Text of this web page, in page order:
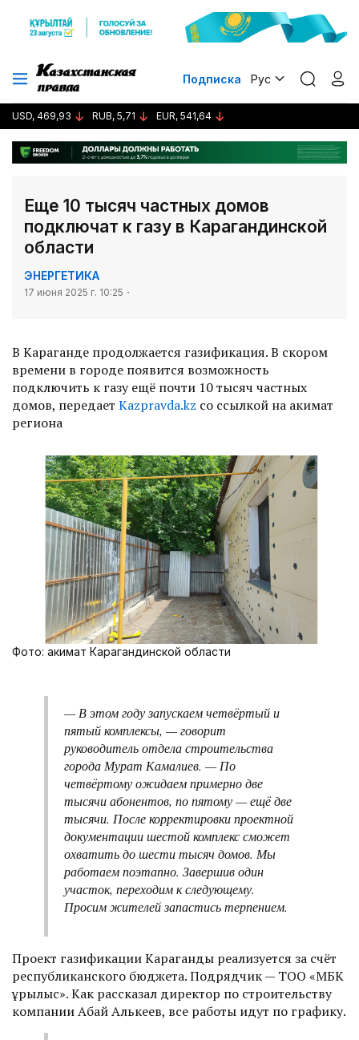
Подписка Рус
USD, 469,93 RUB, 5,71 EUR, 541,64
Еще 10 тысяч частных домов
подключат к газу в Карагандинской
области
ЭНЕРГЕТИКА
17 июня 2025 г. 10:25
В Караганде продолжается газификация. В скором
времени в городе появится возможность
подключить к газу ещё почти 10 тысяч частных
домов, передает Kazpravda.kz со ссылкой на акимат
региона
Фото: акимат Карагандинской области
— В этом году запускаем четвёртый и
пятый комплексы, — говорит
руководитель отдела строительства
города Мурат Камалиев. — По
четвёртому ожидаем примерно две
тысячи абонентов, по пятому — ещё две
тысячи. После корректировки проектной
документации шестой комплекс сможет
охватить до шести тысяч домов. Мы
работаем поэтапно. Завершив один
участок, переходим к следующему.
Просим жителей запастись терпением.
Проект газификации Караганды реализуется за счёт
республиканского бюджета. Подрядчик — ТОО «МБК
Құрылыс». Как рассказал директор по строительству
компании Абай Алькеев, все работы идут по графику.